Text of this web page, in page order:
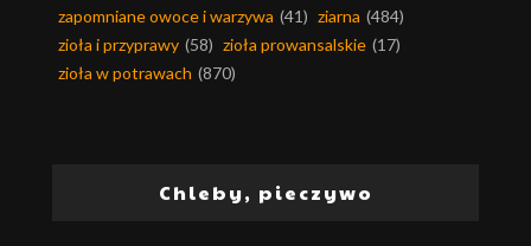
zapomniane owoce i warzywa (41) ziarna (484)
zioła i przyprawy (58) zioła prowansalskie (17)
zioła w potrawach (870)
Chleby, pieczywo